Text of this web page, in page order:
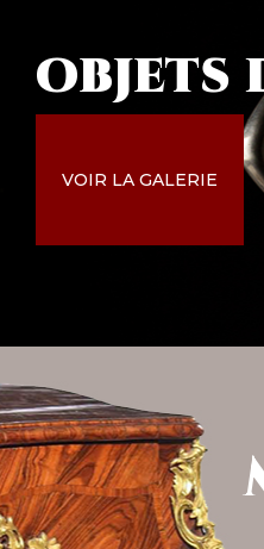
objets
VOIR LA GALERIE